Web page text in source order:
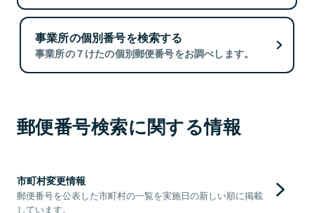
事業所の個別番号を検索する
事業所の７けたの個別郵便番号をお調べします。
郵便番号検索に関する情報
市町村変更情報
郵便番号を公表した市町村の一覧を実施日の新しい順に掲載
しています。